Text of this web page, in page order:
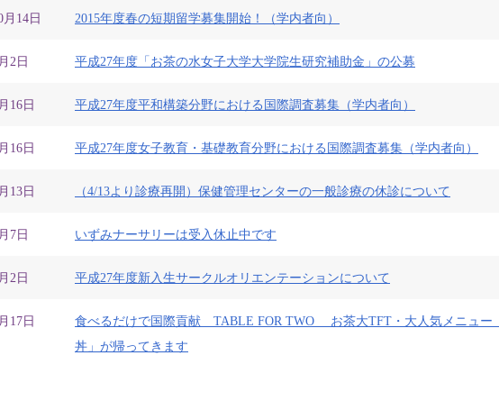
月14日 2015年度春の短期留学募集開始！（学内者向）
2日 平成27年度「お茶の水女子大学大学院生研究補助金」の公募
16日 平成27年度平和構築分野における国際調査募集（学内者向）
16日 平成27年度女子教育・基礎教育分野における国際調査募集（学内者向）
13日 （4/13より診療再開）保健管理センターの一般診療の休診について
7日 いずみナーサリーは受入休止中です
2日 平成27年度新入生サークルオリエンテーションについて
17日
食べるだけで国際貢献 TABLE FOR TWO お茶大TFT・大人気メニュー
丼」が帰ってきます